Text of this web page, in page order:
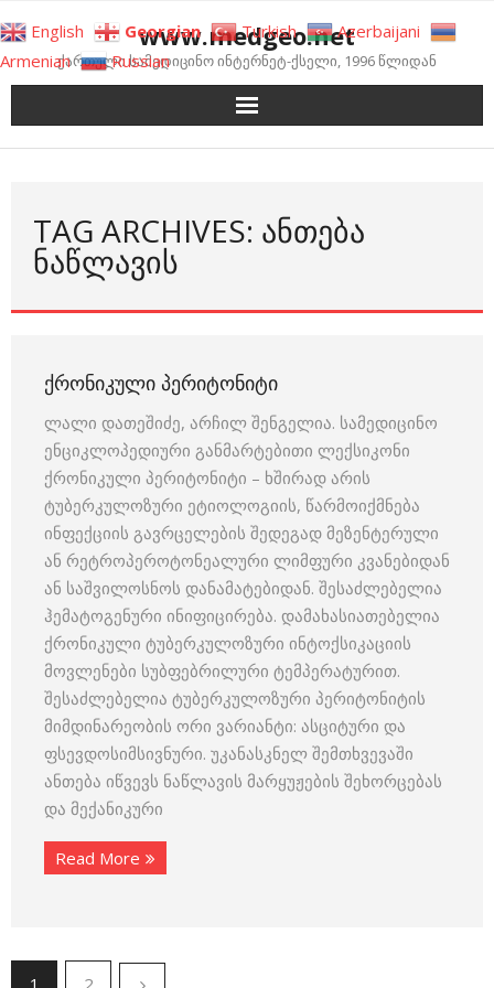
to
content
www.medgeo.net
ქართული სამედიცინო ინტერნეტ-ქსელი, 1996 წლიდან
TAG ARCHIVES: ᲐᲜᲗᲔᲑᲐ
ᲜᲐᲬᲚᲐᲕᲘᲡ
ᲥᲠᲝᲜᲘᲙᲣᲚᲘ ᲞᲔᲠᲘᲢᲝᲜᲘᲢᲘ
ლალი დათეშიძე, არჩილ შენგელია. სამედიცინო
ენციკლოპედიური განმარტებითი ლექსიკონი
ქრონიკული პერიტონიტი – ხშირად არის
ტუბერკულოზური ეტიოლოგიის, წარმოიქმნება
ინფექციის გავრცელების შედეგად მეზენტერული
ან რეტროპეროტონეალური ლიმფური კვანებიდან
ან საშვილოსნოს დანამატებიდან. შესაძლებელია
ჰემატოგენური ინიფიცირება. დამახასიათებელია
ქრონიკული ტუბერკულოზური ინტოქსიკაციის
მოვლენები სუბფებრილური ტემპერატურით.
შესაძლებელია ტუბერკულოზური პერიტონიტის
მიმდინარეობის ორი ვარიანტი: ასციტური და
ფსევდოსიმსივნური. უკანასკნელ შემთხვევაში
ანთება იწვევს ნაწლავის მარყუჟების შეხორცებას
და მექანიკური
Read More
1 2
English Georgian Turkish
Azerbaijani
Armenian
Russian